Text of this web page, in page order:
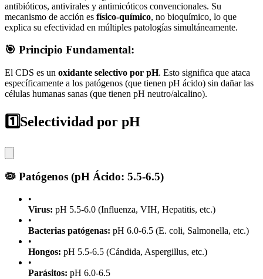
antibióticos, antivirales y antimicóticos convencionales. Su
mecanismo de acción es físico-químico, no bioquímico, lo que
explica su efectividad en múltiples patologías simultáneamente.
🎯 Principio Fundamental:
El CDS es un oxidante selectivo por pH. Esto significa que ataca
específicamente a los patógenos (que tienen pH ácido) sin dañar las
células humanas sanas (que tienen pH neutro/alcalino).
1️⃣Selectividad por pH
🦠 Patógenos (pH Ácido: 5.5-6.5)
•
Virus: pH 5.5-6.0 (Influenza, VIH, Hepatitis, etc.)
•
Bacterias patógenas: pH 6.0-6.5 (E. coli, Salmonella, etc.)
•
Hongos: pH 5.5-6.5 (Cándida, Aspergillus, etc.)
•
Parásitos: pH 6.0-6.5